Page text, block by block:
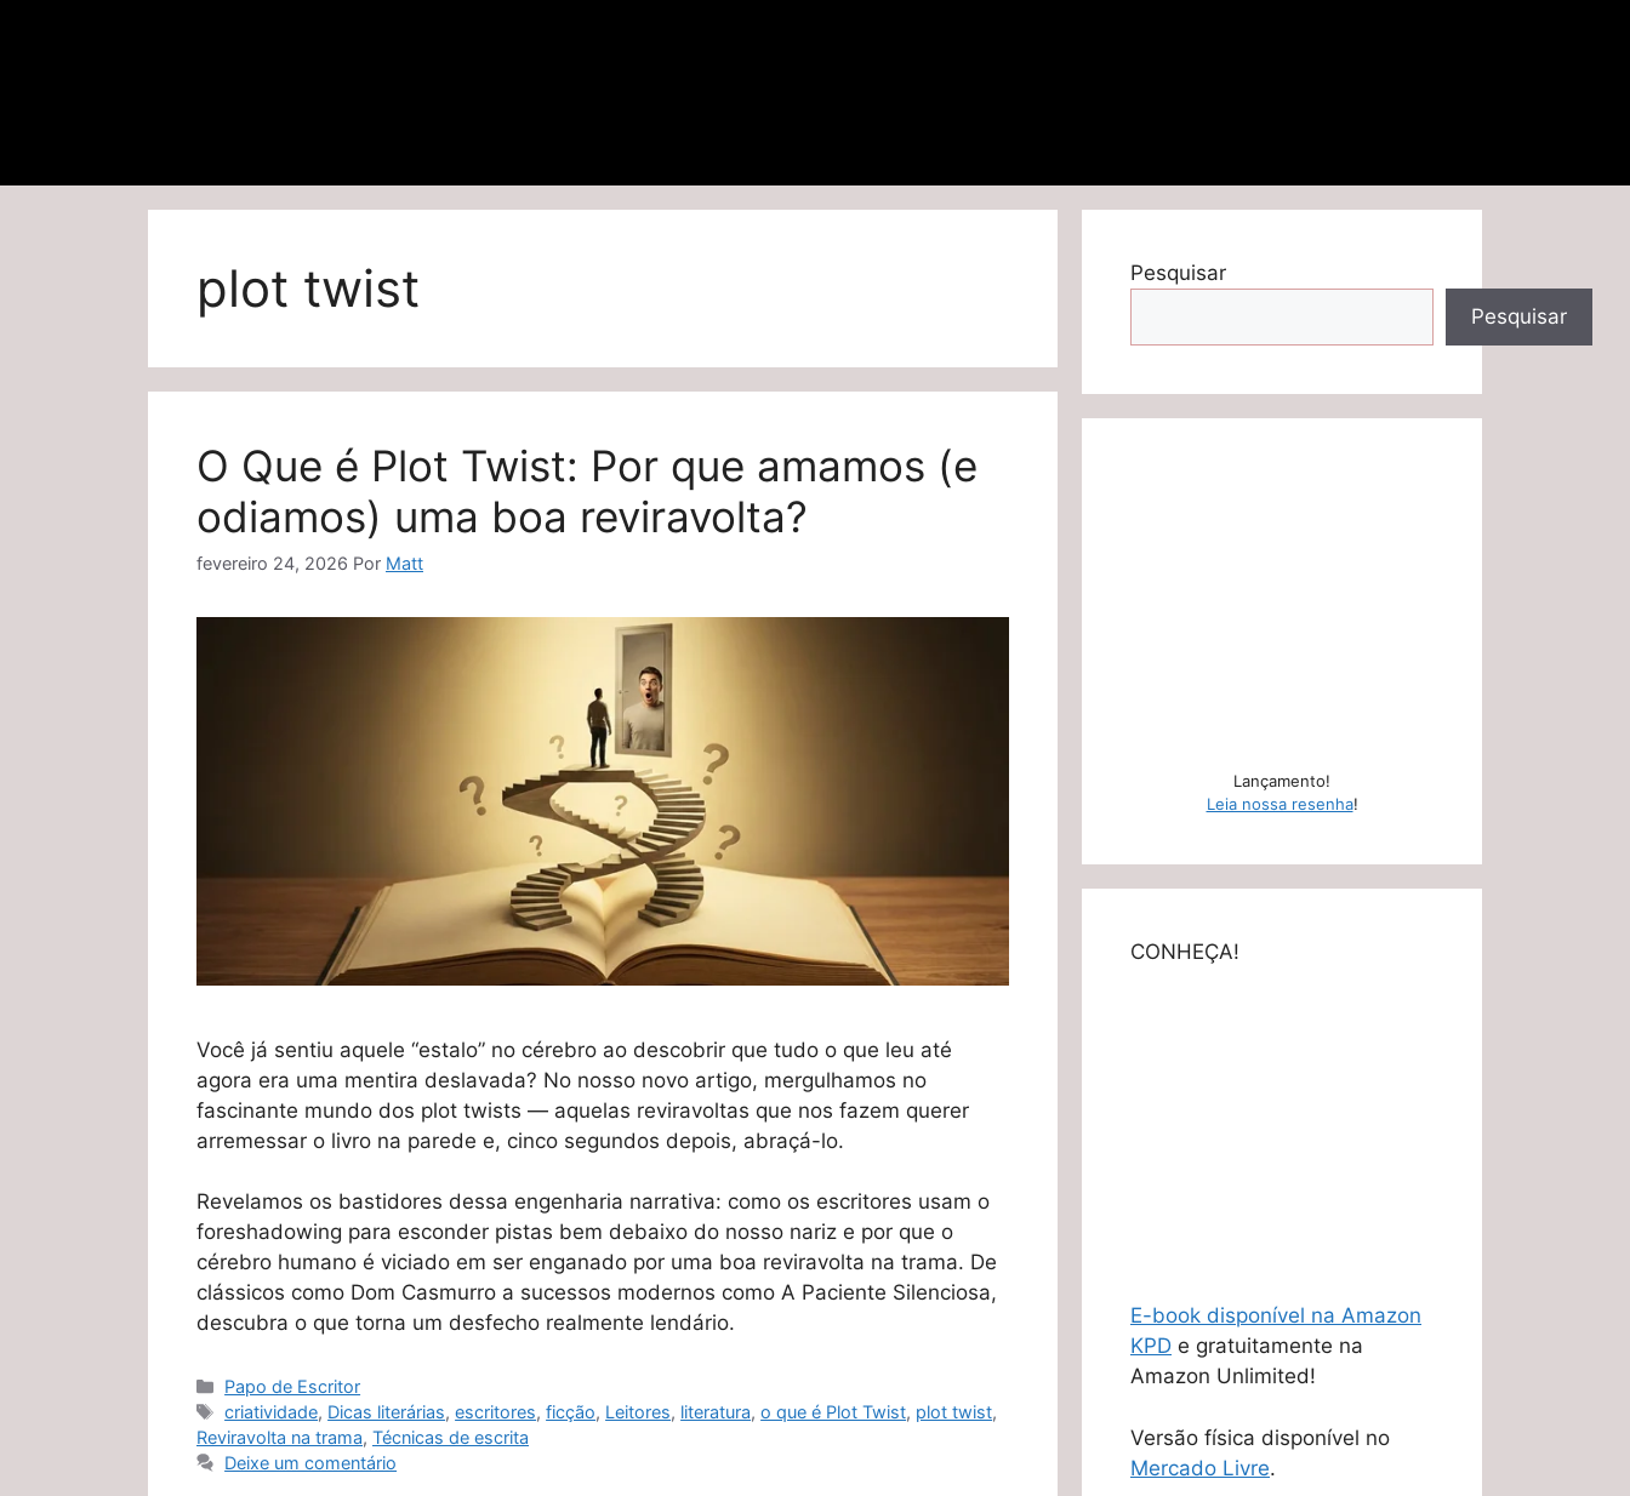
plot twist
O Que é Plot Twist: Por que amamos (e
odiamos) uma boa reviravolta?
fevereiro 24, 2026 Por Matt
Você já sentiu aquele “estalo” no cérebro ao descobrir que tudo o que leu até
agora era uma mentira deslavada? No nosso novo artigo, mergulhamos no
fascinante mundo dos plot twists — aquelas reviravoltas que nos fazem querer
arremessar o livro na parede e, cinco segundos depois, abraçá-lo.
Revelamos os bastidores dessa engenharia narrativa: como os escritores usam o
foreshadowing para esconder pistas bem debaixo do nosso nariz e por que o
cérebro humano é viciado em ser enganado por uma boa reviravolta na trama. De
clássicos como Dom Casmurro a sucessos modernos como A Paciente Silenciosa,
descubra o que torna um desfecho realmente lendário.
Categorias
Papo de Escritor
Tags
criatividade, Dicas literárias,escritores,ficção, Leitores, literatura,o que é Plot Twist, plot twist,
Reviravolta na trama, Técnicas de escrita
Deixe um comentário
Pesquisar
Pesquisar
Lançamento!
Leia nossa resenha!
CONHEÇA!
E-book disponível na Amazon
KPD e gratuitamente na
Amazon Unlimited!
Versão física disponível no
Mercado Livre.